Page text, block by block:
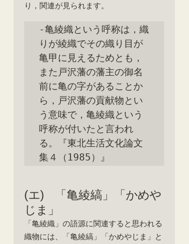
り，関連が見られます。
‐亀綾織という呼称は，織
りが綾織でその織り目が
亀甲に見えるためとも，
また戸沢藩の藩主の御名
前に亀の字があることか
ら，戸沢藩の貢献物とい
う意味で，亀綾織という
呼称が付いたと言われ
る。『東北生活文化論文
集４（1985）』
(エ)   「亀綾縞」「かめや
じま」
「亀綾織」の語源に関連すると思われる
織物には、「亀綾縞」「かめやじま」と